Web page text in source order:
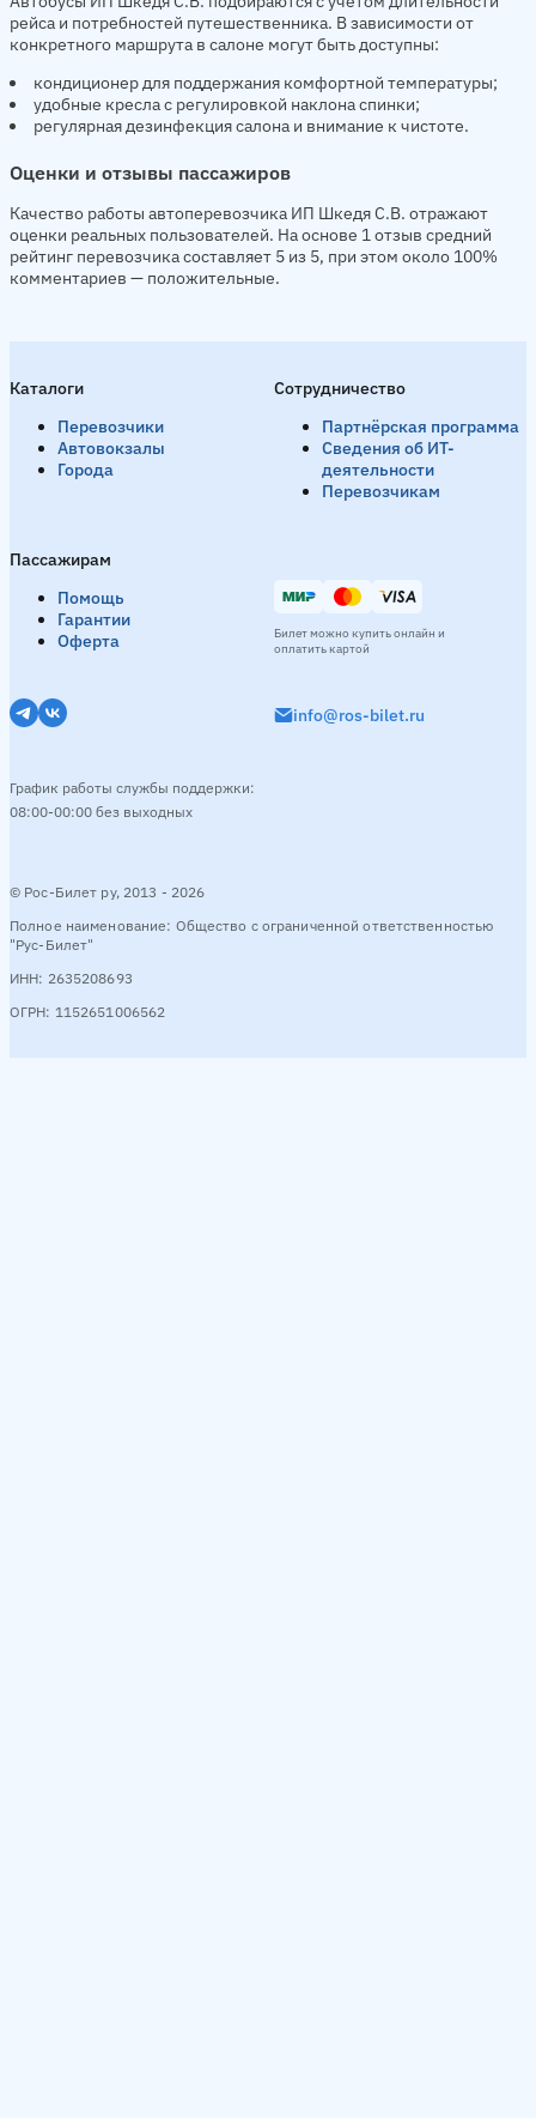
рейса и потребностей путешественника. В зависимости от
конкретного маршрута в салоне могут быть доступны:
кондиционер для поддержания комфортной температуры;
удобные кресла с регулировкой наклона спинки;
регулярная дезинфекция салона и внимание к чистоте.
Оценки и отзывы пассажиров
Качество работы автоперевозчика ИП Шкедя С.В. отражают
оценки реальных пользователей. На основе 1 отзыв средний
рейтинг перевозчика составляет 5 из 5, при этом около 100%
комментариев — положительные.
Каталоги
Перевозчики
Автовокзалы
Города
Пассажирам
Помощь
Гарантии
Оферта
Сотрудничество
Партнёрская программа
Сведения об ИТ-
деятельности
Перевозчикам
© Рос-Билет ру, 2013 - 2026
Полное наименование: Общество с ограниченной ответственностью
"Рус-Билет"
ИНН: 2635208693
ОГРН: 1152651006562
info@ros-bilet.ru
График работы службы поддержки:
08:00-00:00 без выходных
Билет можно купить онлайн и
оплатить картой